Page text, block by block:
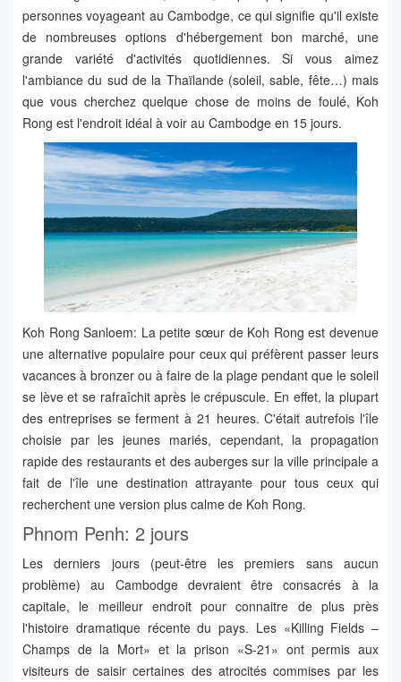
personnes voyageant au Cambodge, ce qui signifie qu'il existe
de nombreuses options d'hébergement bon marché, une
grande variété d'activités quotidiennes. Si vous aimez
l'ambiance du sud de la Thaïlande (soleil, sable, fête…) mais
que vous cherchez quelque chose de moins de foulé, Koh
Rong est l'endroit idéal à voir au Cambodge en 15 jours.
Koh Rong Sanloem: La petite sœur de Koh Rong est devenue
une alternative populaire pour ceux qui préfèrent passer leurs
vacances à bronzer ou à faire de la plage pendant que le soleil
se lève et se rafraîchit après le crépuscule. En effet, la plupart
des entreprises se ferment à 21 heures. C'était autrefois l'île
choisie par les jeunes mariés, cependant, la propagation
rapide des restaurants et des auberges sur la ville principale a
fait de l'île une destination attrayante pour tous ceux qui
recherchent une version plus calme de Koh Rong.
Phnom Penh: 2 jours
Les derniers jours (peut-être les premiers sans aucun
problème) au Cambodge devraient être consacrés à la
capitale, le meilleur endroit pour connaitre de plus près
l'histoire dramatique récente du pays. Les «Killing Fields –
Champs de la Mort» et la prison «S-21» ont permis aux
visiteurs de saisir certaines des atrocités commises par les